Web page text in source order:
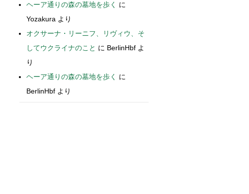
ヘーア通りの森の墓地を歩く
に
Yozakura より
オクサーナ・リーニフ、リヴィウ、そ
してウクライナのこと に BerlinHbf よ
り
ヘーア通りの森の墓地を歩く
に
BerlinHbf より